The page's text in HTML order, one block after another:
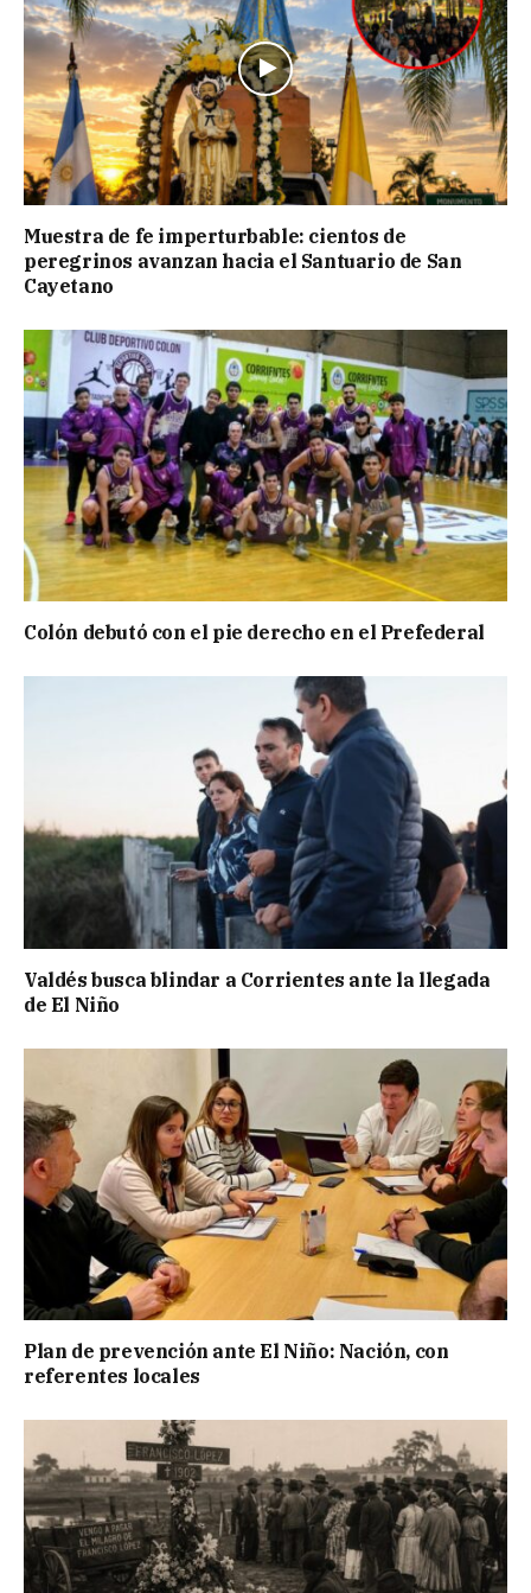
Muestra de fe imperturbable: cientos de
peregrinos avanzan hacia el Santuario de San
Cayetano
Colón debutó con el pie derecho en el Prefederal
Valdés busca blindar a Corrientes ante la llegada
de El Niño
Plan de prevención ante El Niño: Nación, con
referentes locales